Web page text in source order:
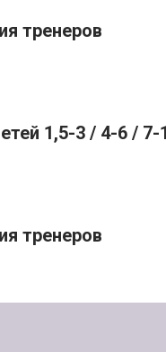
тренеров
1,5-3 / 4-6 / 7-
тренеров